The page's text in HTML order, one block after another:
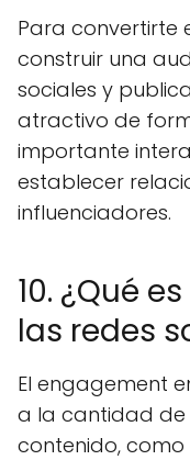
Para convertirte
construir una
sociales y
atractivo de
importante
establecer
influenciadores.
10. ¿Qué
las redes
El engagement
a la cantidad de
contenido, como